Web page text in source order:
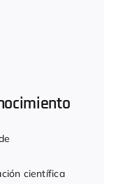
científica